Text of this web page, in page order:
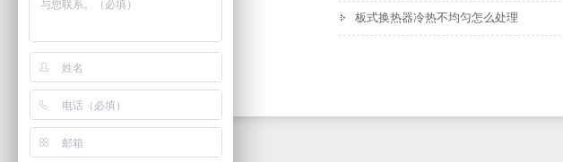
板式换热器冷热不均匀怎么处理